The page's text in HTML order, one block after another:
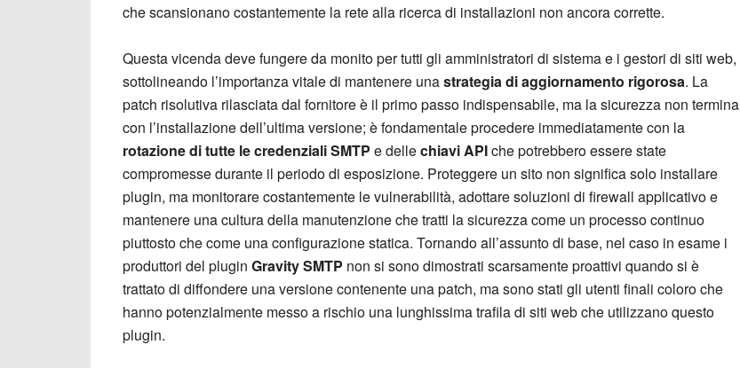
che scansionano costantemente la rete alla ricerca di installazioni non ancora corrette.
Questa vicenda deve fungere da monito per tutti gli amministratori di sistema e i gestori di siti web,
sottolineando l’importanza vitale di mantenere unastrategia di aggiornamento rigorosa. La
patch risolutiva rilasciata dal fornitore è il primo passo indispensabile, ma la sicurezza non termina
con l’installazione dell’ultima versione; è fondamentale procedere immediatamente con la
rotazione di tutte le credenziali SMTP e dellechiavi APIche potrebbero essere state
compromesse durante il periodo di esposizione. Proteggere un sito non significa solo installare
plugin, ma monitorare costantemente le vulnerabilità, adottare soluzioni di firewall applicativo e
mantenere una cultura della manutenzione che tratti la sicurezza come un processo continuo
piuttosto che come una configurazione statica. Tornando all’assunto di base, nel caso in esame i
produttori del plugin GravitySMTP non si sono dimostrati scarsamente proattivi quando si è
trattato di diffondere una versione contenente una patch, ma sono stati gli utenti finali coloro che
hanno potenzialmente messo a rischio una lunghissima trafila di siti web che utilizzano questo
plugin.